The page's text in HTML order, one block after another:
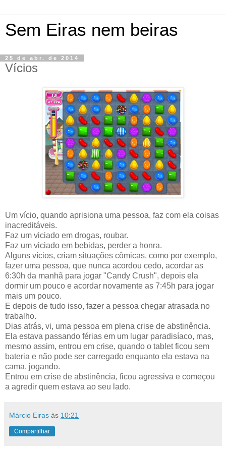
Sem Eiras nem beiras
25 de abr. de 2014
Vícios
Um vício, quando aprisiona uma pessoa, faz com ela coisas
inacreditáveis.
Faz um viciado em drogas, roubar.
Faz um viciado em bebidas, perder a honra.
Alguns vícios, criam situações cômicas, como por exemplo,
fazer uma pessoa, que nunca acordou cedo, acordar as
6:30h da manhã para jogar "Candy Crush", depois ela
dormir um pouco e acordar novamente as 7:45h para jogar
mais um pouco.
E depois de tudo isso, fazer a pessoa chegar atrasada no
trabalho.
Dias atrás, vi, uma pessoa em plena crise de abstinência.
Ela estava passando férias em um lugar paradisíaco, mas,
mesmo assim, entrou em crise, quando o tablet ficou sem
bateria e não pode ser carregado enquanto ela estava na
cama, jogando.
Entrou em crise de abstinência, ficou agressiva e começou
a agredir quem estava ao seu lado.
Márcio Eiras às 10:21
Compartilhar